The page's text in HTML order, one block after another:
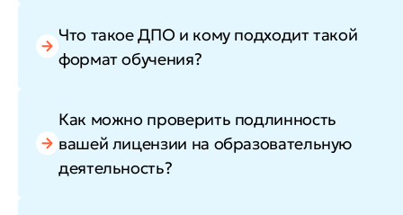
Что такое ДПО и кому подходит такой
формат обучения?
Как можно проверить подлинность
вашей лицензии на образовательную
деятельность?